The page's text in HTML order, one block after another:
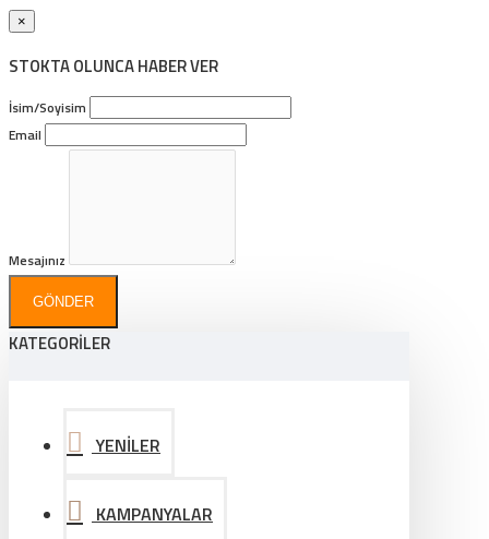
×
STOKTA OLUNCA HABER VER
İsim/Soyisim
Email
Mesajınız
GÖNDER
KATEGORİLER
YENİLER
KAMPANYALAR